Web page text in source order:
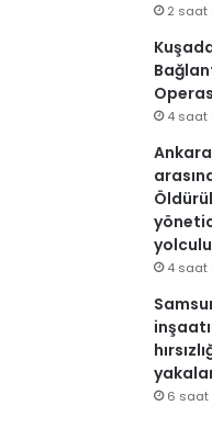
2 saat
4 saat
4 saat
6 saat